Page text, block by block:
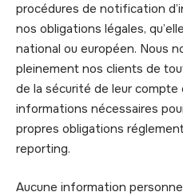
procédures de notification
nos obligations légales,
national ou européen. Nous
pleinement nos clients de
de la sécurité de leur
informations nécessaires
propres obligations
reporting.
Aucune information